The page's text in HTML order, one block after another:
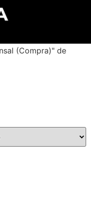
(Compra)" de